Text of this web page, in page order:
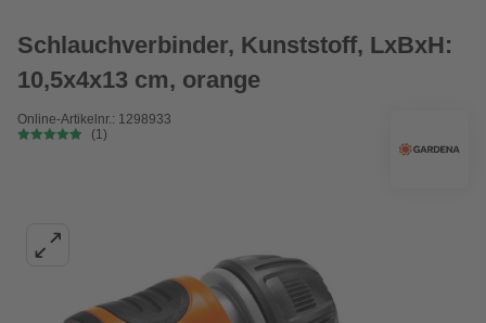
Schlauchverbinder, Kunststoff, LxBxH:
10,5x4x13 cm, orange
Online-Artikelnr.: 1298933
(1)